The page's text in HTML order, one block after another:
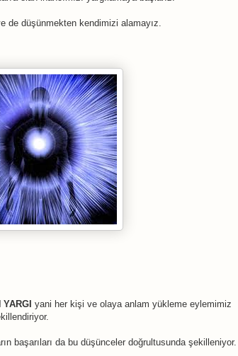
de düşünmekten kendimizi alamayız.
YARGI yani her kişi ve olaya anlam yükleme eylemimiz
başarıları da bu düşünceler doğrultusunda şekilleniyor.